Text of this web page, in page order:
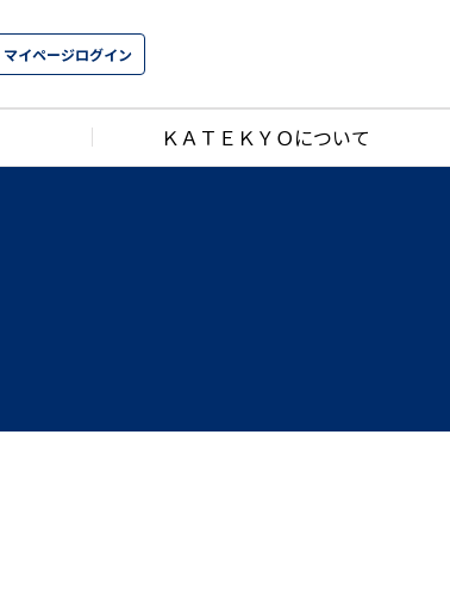
マイページログイン
ＫＡＴＥＫＹＯについて